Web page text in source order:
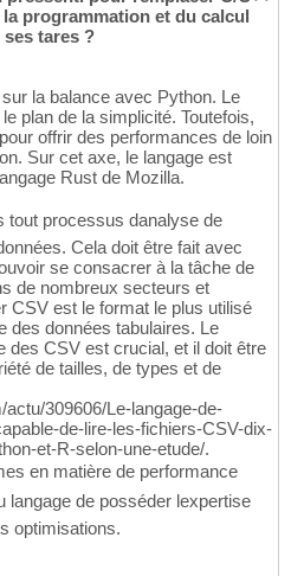
programmation et du calcul
tares ?
la balance avec Python. Le
plan de la simplicité. Toutefois,
offrir des performances de loin
Sur cet axe, le langage est
Rust de Mozilla.
processus danalyse de
Cela doit être fait avec
se consacrer à la tâche de
de nombreux secteurs et
CSV est le format le plus utilisé
des données tabulaires. Le
des CSV est crucial, et il doit être
de tailles, de types et de
309606/Le-langage-de-
de-lire-les-fichiers-CSV-dix-
et-R-selon-une-etude/.
en matière de performance
langage de posséder lexpertise
optimisations.